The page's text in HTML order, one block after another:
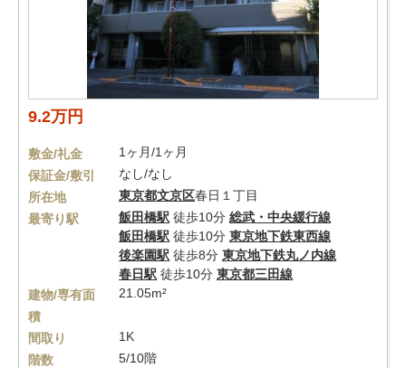
9.2万円
敷金/礼金
1ヶ月/1ヶ月
保証金/敷引
なし/なし
所在地
東京都文京区春日１丁目
最寄り駅
飯田橋駅 徒歩10分 総武・中央緩行線
飯田橋駅 徒歩10分 東京地下鉄東西線
後楽園駅 徒歩8分 東京地下鉄丸ノ内線
春日駅 徒歩10分 東京都三田線
建物/専有面
積
21.05m²
間取り
1K
階数
5/10階